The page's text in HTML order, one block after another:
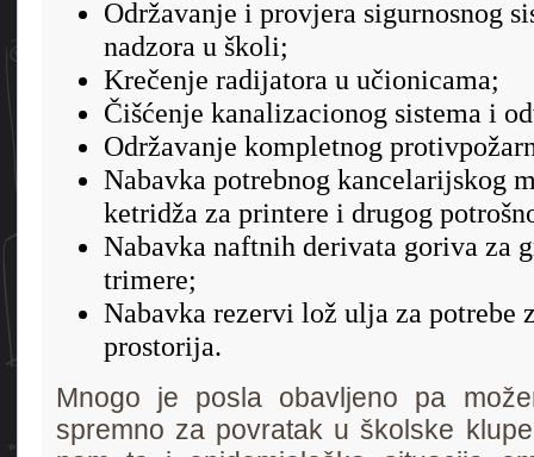
Održavanje i provjera sigurnosnog
nadzora u školi;
Krečenje radijatora u učionicama;
Čišćenje kanalizacionog sistema i
Održavanje kompletnog
Nabavka potrebnog kancelarijskog
ketridža za printere i drugog
Nabavka naftnih derivata goriva za
trimere;
Nabavka rezervi lož ulja za potrebe
prostorija.
Mnogo je posla obavljeno pa
spremno za povratak u školske